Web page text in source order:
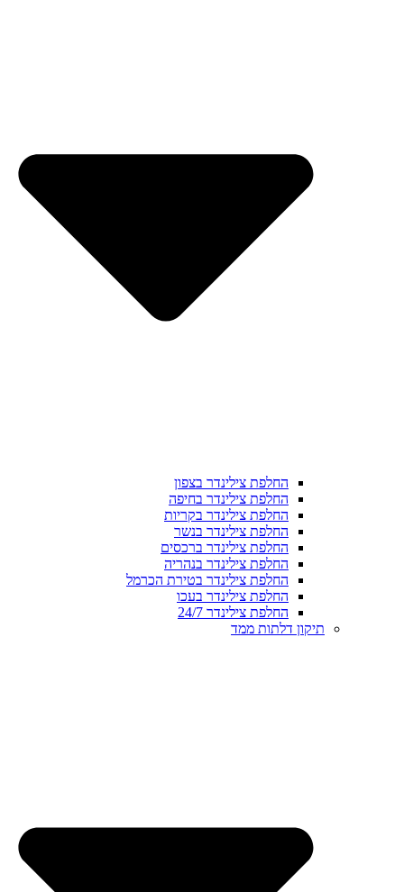
החלפת צילינדר בצפון
החלפת צילינדר בחיפה
החלפת צילינדר בקריות
החלפת צילינדר בנשר
החלפת צילינדר ברכסים
החלפת צילינדר בנהריה
החלפת צילינדר בטירת הכרמל
החלפת צילינדר בעכו
החלפת צילינדר 24/7
תיקון דלתות ממד